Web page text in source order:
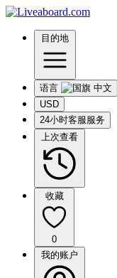
目的地
语言
USD
24小时客服服务
上次查看
收藏
0
我的账户